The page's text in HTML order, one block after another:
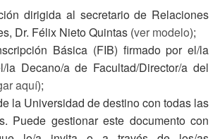
dirigida al secretario de Relaciones
Dr. Félix Nieto Quintas (ver modelo);
Básica (FIB) firmado por el/la
la Decano/a de Facultad/Director/a del
aquí);
la Universidad de destino con todas las
Puede gestionar este documento con